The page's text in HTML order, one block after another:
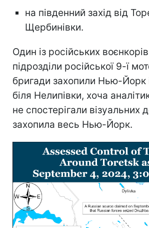
на південний захід від
Щербинівки.
Один із російських
підрозділи російської 9-ї
бригади захопили Нью-Йорк
біля Нелипівки, хоча
не спостерігали візуальних
захопила весь Нью-Йорк.